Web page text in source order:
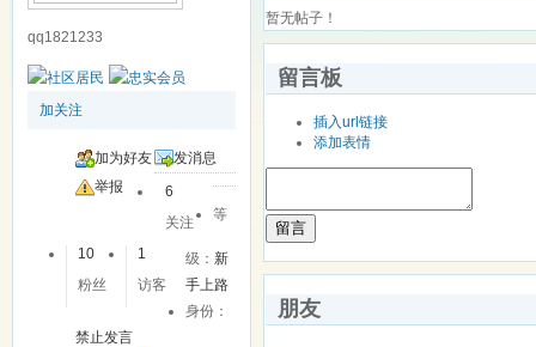
qq1821233
加关注
加为好友
发消息
举报
6
关注
10
粉丝
1
访客
等
级：新
手上路
身份：
禁止发言
暂无帖子！
留言板
插入url链接
添加表情
留言
朋友